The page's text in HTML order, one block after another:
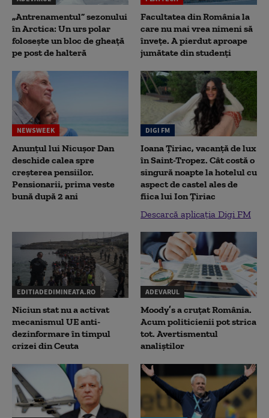
„Antrenamentul” sezonului
în Arctica: Un urs polar
folosește un bloc de gheață
pe post de halteră
Facultatea din România la
care nu mai vrea nimeni să
înveţe. A pierdut aproape
jumătate din studenţi
NEWSWEEK
Anunțul lui Nicușor Dan
deschide calea spre
creșterea pensiilor.
Pensionarii, prima veste
bună după 2 ani
DIGI FM
Ioana Țiriac, vacanță de lux
în Saint-Tropez. Cât costă o
singură noapte la hotelul cu
aspect de castel ales de
fiica lui Ion Țiriac
Descarcă aplicația Digi FM
EDITIADEDIMINEATA.RO
Niciun stat nu a activat
mecanismul UE anti-
dezinformare în timpul
crizei din Ceuta
ADEVARUL
Moody’s a cruțat România.
Acum politicienii pot strica
tot. Avertismentul
analiștilor